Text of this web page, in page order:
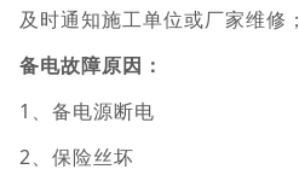
及时通知施工单位或厂家维修；
备电故障原因：
1、备电源断电
2、保险丝坏